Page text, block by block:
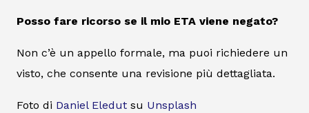
Posso fare ricorso se il mio ETA viene negato?
Non c’è un appello formale, ma puoi richiedere un
visto, che consente una revisione più dettagliata.
Foto di Daniel Eledut su Unsplash